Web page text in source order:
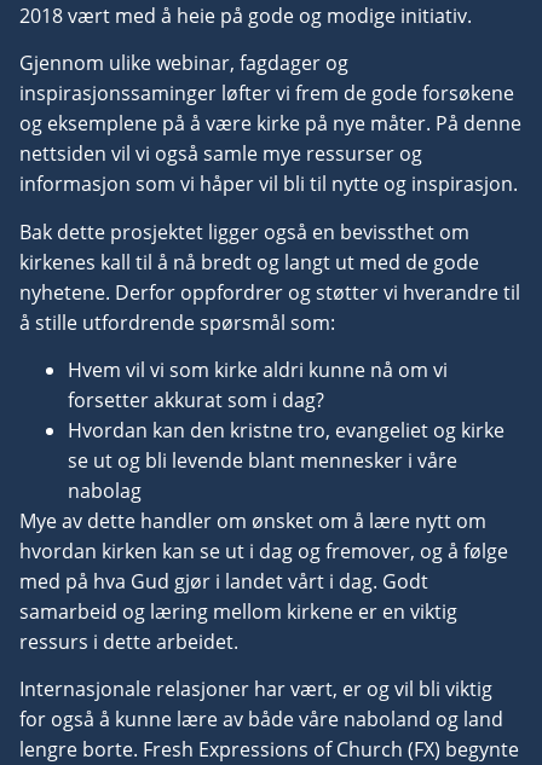
2018 vært med å heie på gode og modige initiativ.
Gjennom ulike webinar, fagdager og
inspirasjonssaminger løfter vi frem de gode forsøkene
og eksemplene på å være kirke på nye måter. På denne
nettsiden vil vi også samle mye ressurser og
informasjon som vi håper vil bli til nytte og inspirasjon.
Bak dette prosjektet ligger også en bevissthet om
kirkenes kall til å nå bredt og langt ut med de gode
nyhetene. Derfor oppfordrer og støtter vi hverandre til
å stille utfordrende spørsmål som:
Hvem vil vi som kirke aldri kunne nå om vi
forsetter akkurat som i dag?
Hvordan kan den kristne tro, evangeliet og kirke
se ut og bli levende blant mennesker i våre
nabolag
Mye av dette handler om ønsket om å lære nytt om
hvordan kirken kan se ut i dag og fremover, og å følge
med på hva Gud gjør i landet vårt i dag. Godt
samarbeid og læring mellom kirkene er en viktig
ressurs i dette arbeidet.
Internasjonale relasjoner har vært, er og vil bli viktig
for også å kunne lære av både våre naboland og land
lengre borte. Fresh Expressions of Church (FX) begynte